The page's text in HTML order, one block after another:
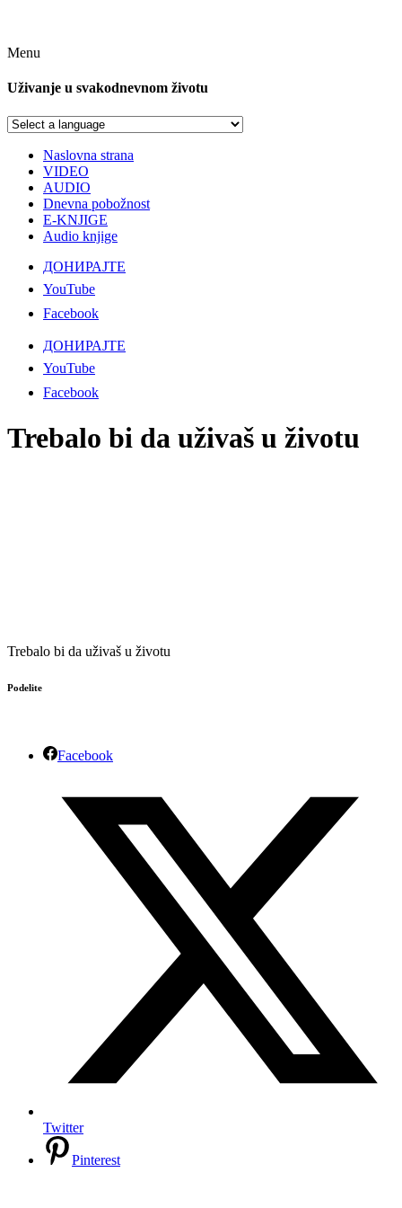
Menu
Uživanje u svakodnevnom životu
Naslovna strana
VIDEO
AUDIO
Dnevna pobožnost
E-KNJIGE
Audio knjige
ДОНИРАЈТЕ
YouTube
Facebook
ДОНИРАЈТЕ
YouTube
Facebook
Trebalo bi da uživaš u životu
Trebalo bi da uživaš u životu
Podelite
Facebook
Twitter
Pinterest